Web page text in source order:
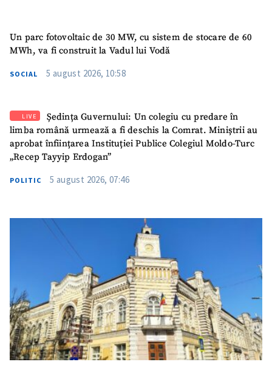
SUSȚINE
Un parc fotovoltaic de 30 MW, cu sistem de stocare de 60
MWh, va fi construit la Vadul lui Vodă
SOCIAL 5 august 2026, 10:58
LIVE
Ședința Guvernului: Un colegiu cu predare în
limba română urmează a fi deschis la Comrat. Miniștrii au
aprobat înființarea Instituției Publice Colegiul Moldo-Turc
„Recep Tayyip Erdogan”
POLITIC 5 august 2026, 07:46